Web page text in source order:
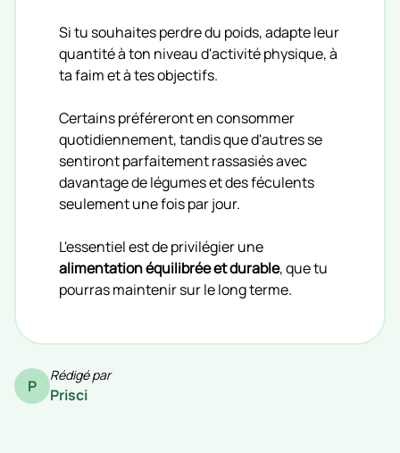
Si tu souhaites perdre du poids, adapte leur
quantité à ton niveau d'activité physique, à
ta faim et à tes objectifs.
Certains préféreront en consommer
quotidiennement, tandis que d'autres se
sentiront parfaitement rassasiés avec
davantage de légumes et des féculents
seulement une fois par jour.
L'essentiel est de privilégier une
alimentation équilibrée et durable, que tu
pourras maintenir sur le long terme.
P
Rédigé par
Prisci